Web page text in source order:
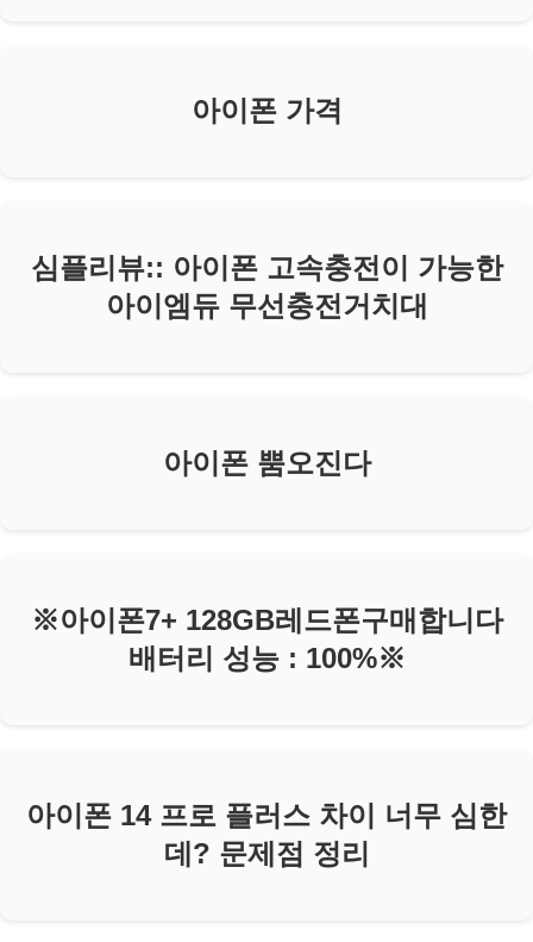
아이폰 가격
심플리뷰:: 아이폰 고속충전이 가능한
아이엠듀 무선충전거치대
아이폰 뿜오진다
※아이폰7+ 128GB레드폰구매합니다
배터리 성능 : 100%※
아이폰 14 프로 플러스 차이 너무 심한
데? 문제점 정리